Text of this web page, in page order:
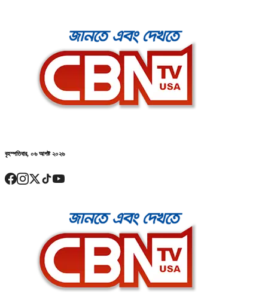
বৃহস্পতিবার, ০৬ আগষ্ট ২০২৬